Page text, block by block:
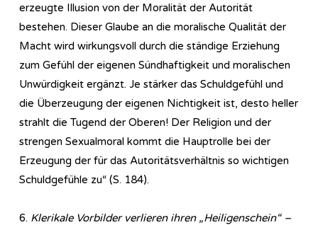
erzeugte Illusion von der Moralität der Autorität
bestehen. Dieser Glaube an die moralische Qualität der
Macht wird wirkungsvoll durch die ständige Erziehung
zum Gefühl der eigenen Sündhaftigkeit und moralischen
Unwürdigkeit ergänzt. Je stärker das Schuldgefühl und
die Überzeugung der eigenen Nichtigkeit ist, desto heller
strahlt die Tugend der Oberen! Der Religion und der
strengen Sexualmoral kommt die Hauptrolle bei der
Erzeugung der für das Autoritätsverhältnis so wichtigen
Schuldgefühle zu“ (S. 184).
6. Klerikale Vorbilder verlieren ihren „Heiligenschein“ –